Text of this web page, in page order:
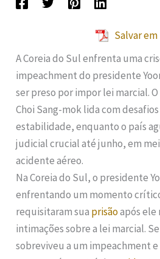
Salvar em
A Coreia do Sul enfrenta uma
impeachment do presidente
ser preso por impor lei marcial.
Choi Sang-mok lida com
estabilidade, enquanto o país
judicial crucial até junho, em
acidente aéreo.
Na Coreia do Sul, o presidente
enfrentando um momento
requisitaram sua prisãoapós ele
intimações sobre a lei marcial.
sobreviveu a um impeachment